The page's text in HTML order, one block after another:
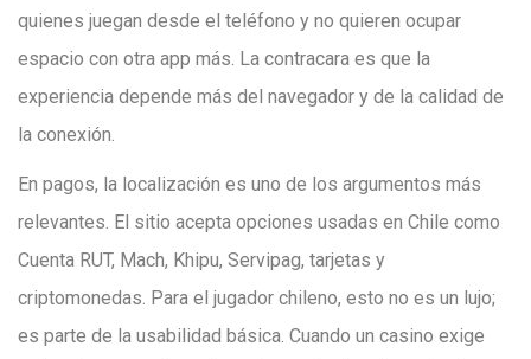
quienes juegan desde el teléfono y no quieren ocupar
espacio con otra app más. La contracara es que la
experiencia depende más del navegador y de la calidad de
la conexión.
En pagos, la localización es uno de los argumentos más
relevantes. El sitio acepta opciones usadas en Chile como
Cuenta RUT, Mach, Khipu, Servipag, tarjetas y
criptomonedas. Para el jugador chileno, esto no es un lujo;
es parte de la usabilidad básica. Cuando un casino exige